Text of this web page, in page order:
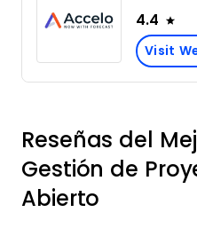
4.4
Visit
Reseñas del
Gestión de
Abierto